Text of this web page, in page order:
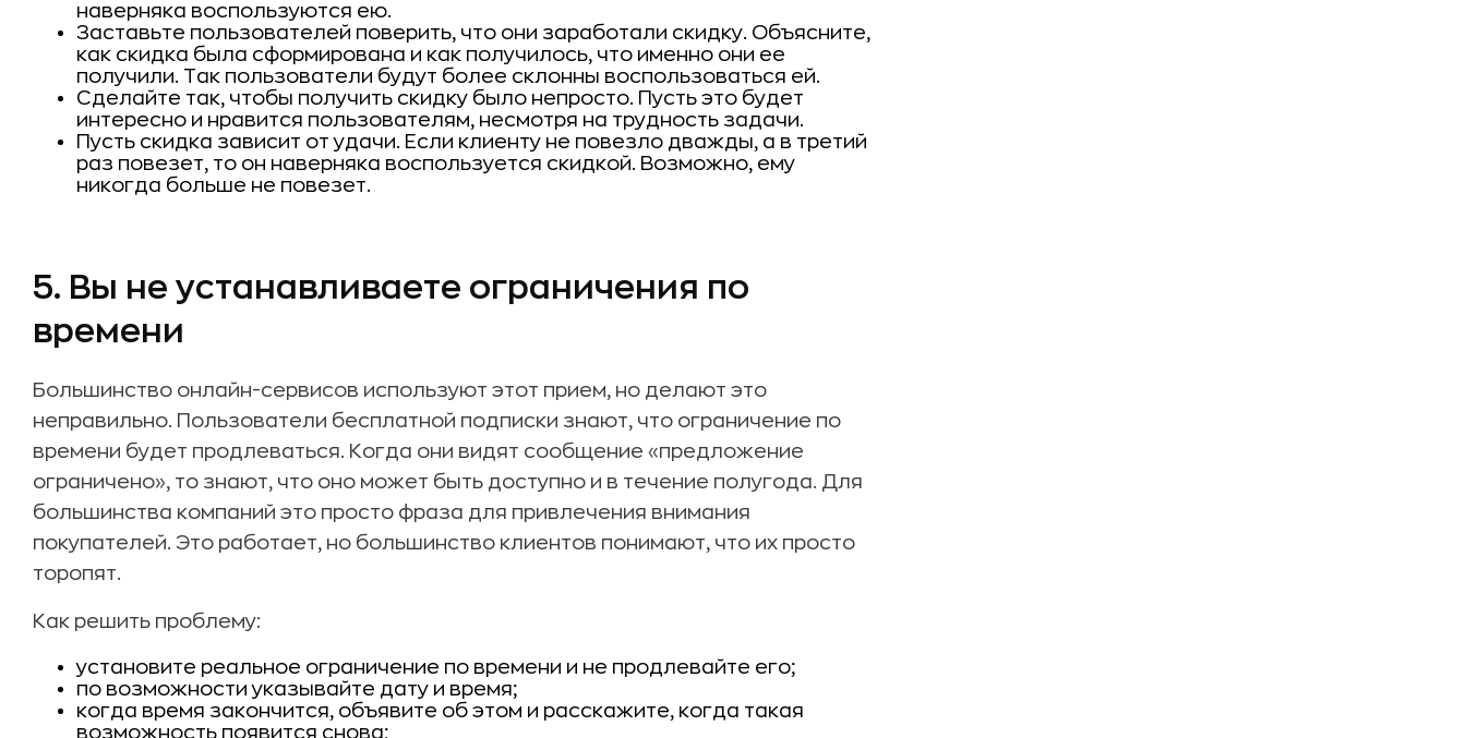
наверняка воспользуются ею.
Заставьте пользователей поверить, что они заработали скидку. Объясните,
как скидка была сформирована и как получилось, что именно они ее
получили. Так пользователи будут более склонны воспользоваться ей.
Сделайте так, чтобы получить скидку было непросто. Пусть это будет
интересно и нравится пользователям, несмотря на трудность задачи.
Пусть скидка зависит от удачи. Если клиенту не повезло дважды, а в третий
раз повезет, то он наверняка воспользуется скидкой. Возможно, ему
никогда больше не повезет.
5. Вы не устанавливаете ограничения по
времени
Большинство онлайн-сервисов используют этот прием, но делают это
неправильно. Пользователи бесплатной подписки знают, что ограничение по
времени будет продлеваться. Когда они видят сообщение «предложение
ограничено», то знают, что оно может быть доступно и в течение полугода. Для
большинства компаний это просто фраза для привлечения внимания
покупателей. Это работает, но большинство клиентов понимают, что их просто
торопят.
Как решить проблему:
установите реальное ограничение по времени и не продлевайте его;
по возможности указывайте дату и время;
когда время закончится, объявите об этом и расскажите, когда такая
возможность появится снова;